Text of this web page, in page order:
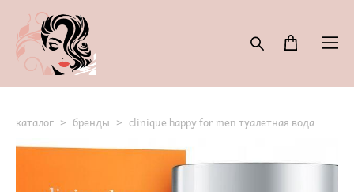
каталог > бренды > clinique happy for men туалетная вода